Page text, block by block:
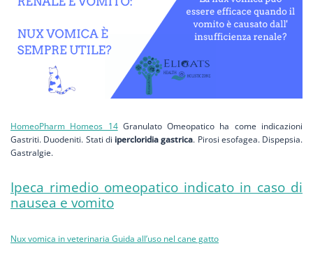
HomeoPharm Homeos 14Granulato Omeopatico ha come indicazioni
Gastriti. Duodeniti. Stati di ipercloridia gastrica. Pirosi esofagea. Dispepsia.
Gastralgie.
Ipeca rimedio omeopatico indicato in caso di
nausea e vomito
Nux vomica in veterinaria Guida all’uso nel cane gatto